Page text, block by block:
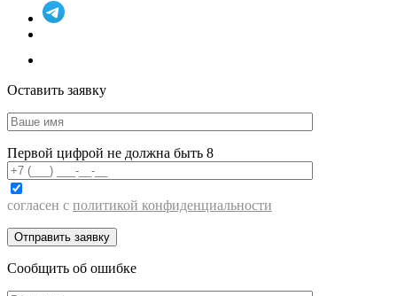
Оставить заявку
Первой цифрой не должна быть 8
согласен с политикой конфиденциальности
Сообщить об ошибке